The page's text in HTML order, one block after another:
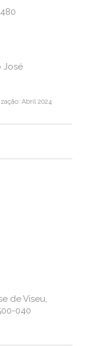
José
Abril 2024
de Viseu,
040